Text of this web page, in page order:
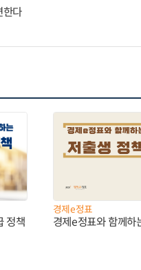
한다
정책
경제e정표
경제e정표와 함께하